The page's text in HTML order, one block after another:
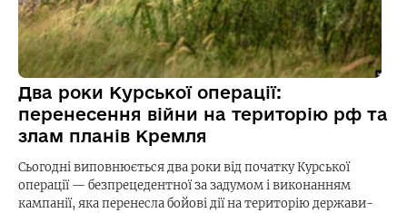
Два роки Курської операції:
перенесення війни на територію рф та
злам планів Кремля
Сьогодні виповнюється два роки від початку Курської
операції — безпрецедентної за задумом і виконанням
кампанії, яка перенесла бойові дії на територію держави-